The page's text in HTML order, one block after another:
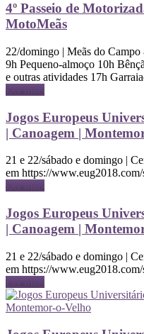
4º Passeio de
MotoMeãs
22/domingo | Meãs do
9h Pequeno-almoço 10h
e outras atividades 17h
Ler mais
Jogos Europeus
| Canoagem |
21 e 22/sábado e domingo |
em https://
Ler mais
Jogos Europeus
| Canoagem |
21 e 22/sábado e domingo |
em https://
Ler mais